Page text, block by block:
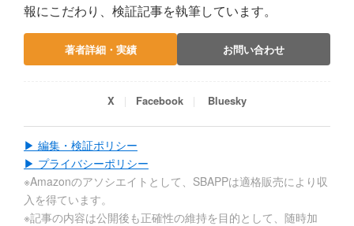
報にこだわり、検証記事を執筆しています。
著者詳細・実績 お問い合わせ
X Facebook Bluesky
▶ 編集・検証ポリシー
▶ プライバシーポリシー
※Amazonのアソシエイトとして、SBAPPは適格販売により収
入を得ています。
※記事の内容は公開後も正確性の維持を目的として、随時加